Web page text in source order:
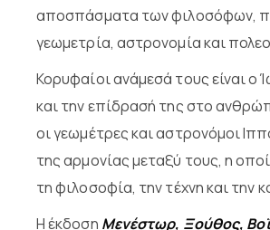
αποσπάσματα των φιλοσόφων,
γεωμετρία, αστρονομία και
Κορυφαίοι ανάμεσά τους είναι
και την επίδρασή της στο
οι γεωμέτρες και αστρονόμοι
της αρμονίας μεταξύ τους, η
τη φιλοσοφία, την τέχνη και την
Η έκδοση Μενέστωρ, Ξούθος,